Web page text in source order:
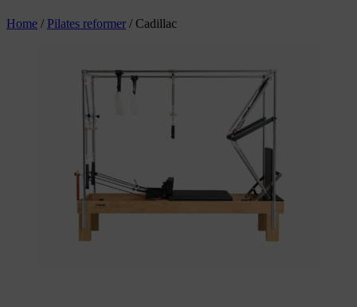
Home / Pilates reformer / Cadillac